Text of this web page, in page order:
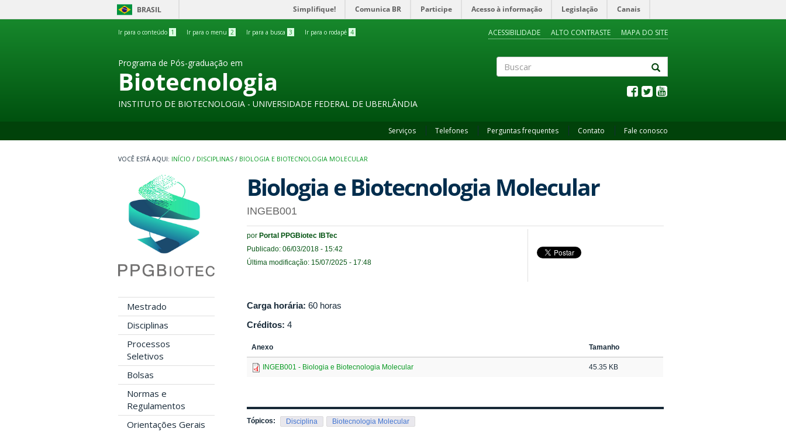
BRASIL Simplifique! Comunica BR Participe Acesso à informação Legislação Canais
Ir para o conteúdo 1 Ir para o menu 2 Ir para a busca 3 Ir para o rodapé 4 ACESSIBILIDADE ALTO CONTRASTE MAPA DO SITE
Programa de Pós-graduação em
Biotecnologia
INSTITUTO DE BIOTECNOLOGIA - UNIVERSIDADE FEDERAL DE UBERLÂNDIA
Serviços Telefones Perguntas frequentes Contato Fale conosco
INÍCIO / DISCIPLINAS / BIOLOGIA E BIOTECNOLOGIA MOLECULAR
Mestrado
Disciplinas
Processos
Seletivos
Bolsas
Normas e
Regulamentos
Orientações Gerais
Biologia e Biotecnologia Molecular
INGEB001
por Portal PPGBiotec IBTec
Publicado: 06/03/2018 - 15:42
Última modificação: 15/07/2025 - 17:48
Carga horária: 60 horas
Créditos: 4
Anexo Tamanho
INGEB001 - Biologia e Biotecnologia Molecular 45.35 KB
Tópicos: Disciplina Biotecnologia Molecular